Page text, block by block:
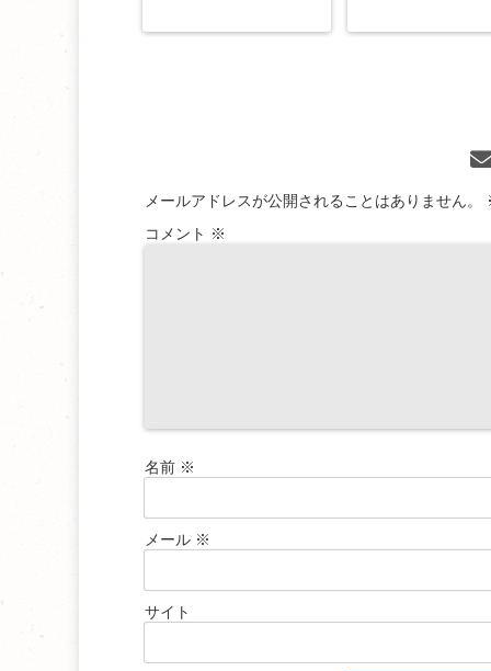
メールアドレスが公開されることはありません。
コメント ※
名前 ※
メール ※
サイト